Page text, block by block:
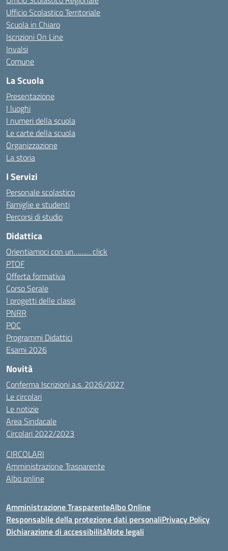
Ufficio Scolastico Territoriale
Scuola in Chiaro
Iscrizioni On Line
Invalsi
Comune
La Scuola
Presentazione
I luoghi
I numeri della scuola
Le carte della scuola
Organizzazione
La storia
I Servizi
Personale scolastico
Famiglie e studenti
Percorsi di studio
Didattica
Orientiamoci con un……… click
PTOF
Offerta formativa
Corso Serale
I progetti delle classi
PNRR
POC
Programmi Didattici
Esami 2026
Novità
Conferma Iscrizioni a.s. 2026/2027
Le circolari
Le notizie
Area Sindacale
Circolari 2022/2023
CIRCOLARI
Amministrazione Trasparente
Albo online
Amministrazione TrasparenteAlbo Online
Responsabile della protezione dati personaliPrivacy Policy
Dichiarazione di accessibilitàNote legali